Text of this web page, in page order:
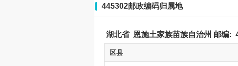
445302邮政编码归属地
湖北省 恩施土家族苗族自治州 邮编:
区县